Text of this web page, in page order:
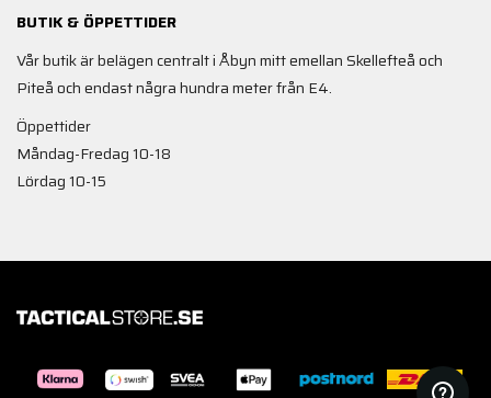
BUTIK & ÖPPETTIDER
Vår butik är belägen centralt i Åbyn mitt emellan Skellefteå och
Piteå och endast några hundra meter från E4.
Öppettider
Måndag-Fredag 10-18
Lördag 10-15